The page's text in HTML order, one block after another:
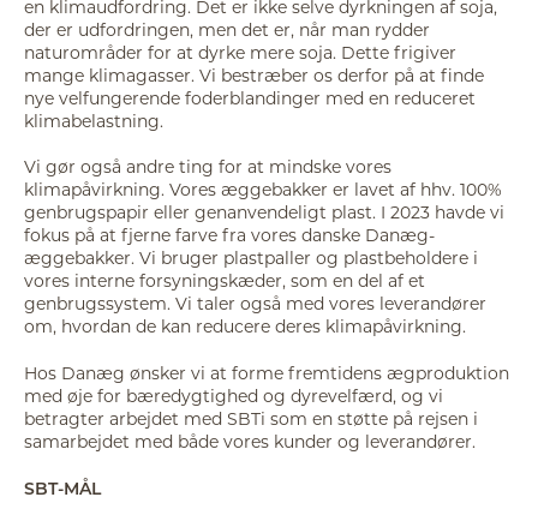
en klimaudfordring. Det er ikke selve dyrkningen af soja,
der er udfordringen, men det er, når man rydder
naturområder for at dyrke mere soja. Dette frigiver
mange klimagasser. Vi bestræber os derfor på at finde
nye velfungerende foderblandinger med en reduceret
klimabelastning.
Vi gør også andre ting for at mindske vores
klimapåvirkning. Vores æggebakker er lavet af hhv. 100%
genbrugspapir eller genanvendeligt plast. I 2023 havde vi
fokus på at fjerne farve fra vores danske Danæg-
æggebakker. Vi bruger plastpaller og plastbeholdere i
vores interne forsyningskæder, som en del af et
genbrugssystem. Vi taler også med vores leverandører
om, hvordan de kan reducere deres klimapåvirkning.
Hos Danæg ønsker vi at forme fremtidens ægproduktion
med øje for bæredygtighed og dyrevelfærd, og vi
betragter arbejdet med SBTi som en støtte på rejsen i
samarbejdet med både vores kunder og leverandører.
SBT-MÅL